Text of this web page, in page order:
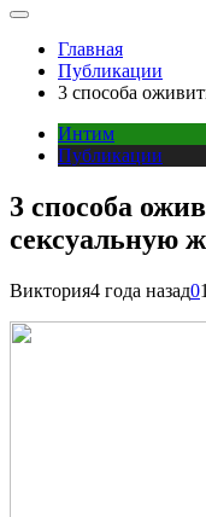
Главная
Публикации
3 способа
Интим
Публикации
3 способа
сексуальную
Виктория4 года назад0